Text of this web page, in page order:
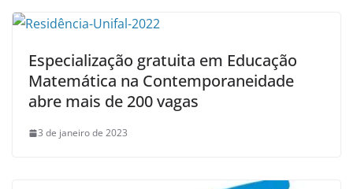
Especialização gratuita em Educação
Matemática na Contemporaneidade
abre mais de 200 vagas
3 de janeiro de 2023